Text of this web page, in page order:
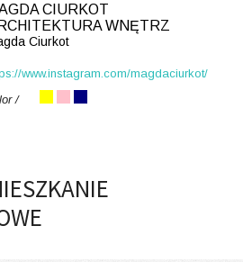
CIURKOT
WNĘTRZ
Ciurkot
www.instagram.com/magdaciurkot/
/